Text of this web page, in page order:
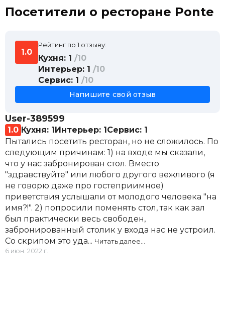
Посетители о ресторане Ponte
1.0
Рейтинг по 1 отзыву:
Кухня: 1 /10
Интерьер: 1 /10
Сервис: 1 /10
Напишите свой отзыв
User-389599
1.0 Кухня: 1Интерьер: 1Сервис: 1
Пытались посетить ресторан, но не сложилось. По
следующим причинам: 1) на входе мы сказали,
что у нас забронирован стол. Вместо
"здравствуйте" или любого другого вежливого (я
не говорю даже про гостеприимное)
приветствия услышали от молодого человека "на
имя?!". 2) попросили поменять стол, так как зал
был практически весь свободен,
забронированный столик у входа нас не устроил.
Со скрипом это уда... Читать далее…
6 июн. 2022 г.